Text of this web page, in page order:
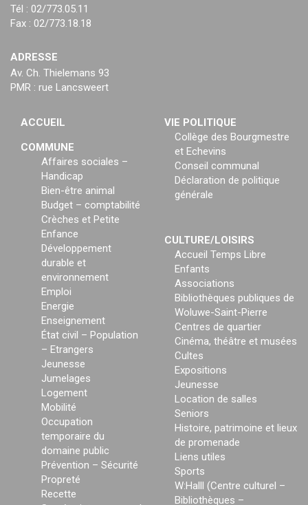
Tél : 02/773.05.11
Fax : 02/773.18.18
ADRESSE
Av. Ch. Thielemans 93
PMR : rue Lancsweert
ACCUEIL
COMMUNE
Affaires sociales –
Handicap
Bien-être animal
Budget – comptabilité
Crèches et Petite
Enfance
Développement
durable et
environnement
Emploi
Energie
Enseignement
État civil – Population
– Etrangers
Jeunesse
Jumelages
Logement
Mobilité
Occupation
temporaire du
domaine public
Prévention – Sécurité
Propreté
Recette
VIE POLITIQUE
Collège des Bourgmestre
et Echevins
Conseil communal
Déclaration de politique
générale
CULTURE/LOISIRS
Accueil Temps Libre
Enfants
Associations
Bibliothèques publiques de
Woluwe-Saint-Pierre
Centres de quartier
Cinéma, théâtre et musées
Cultes
Expositions
Jeunesse
Location de salles
Seniors
Histoire, patrimoine et lieux
de promenade
Liens utiles
Sports
W:Halll (Centre culturel –
Bibliothèques –